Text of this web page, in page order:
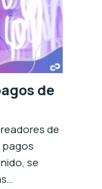
de
de
pagos
se